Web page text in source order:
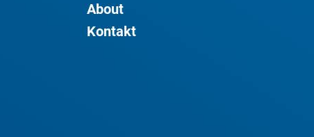
About
Kontakt